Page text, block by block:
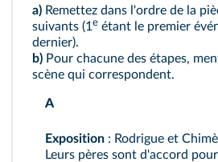
a) Remettez dans l'ordre de la
suivants (1e étant le premier
dernier).
b) Pour chacune des étapes,
scène qui correspondent.
A
Exposition : Rodrigue et
Leurs pères sont d'accord